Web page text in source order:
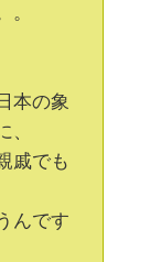
本の象
戚でも
んです